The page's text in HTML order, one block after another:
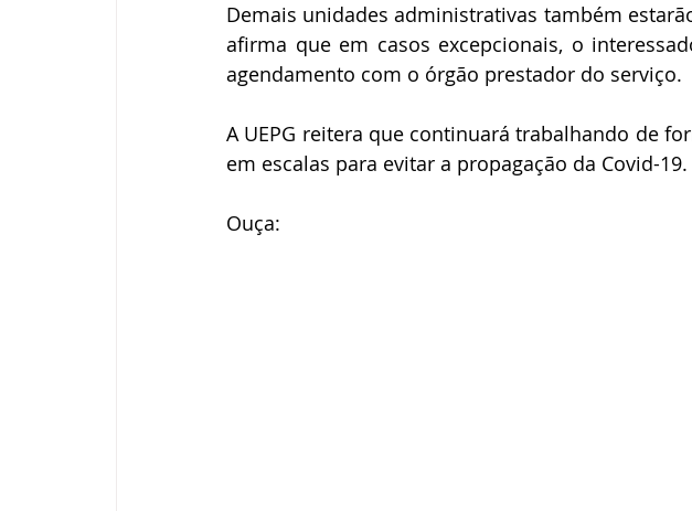
Demais unidades administrativas também
afirma que em casos excepcionais, o
agendamento com o órgão prestador do serviço.
A UEPG reitera que continuará trabalhando de
em escalas para evitar a propagação da Covid-19.
Ouça: